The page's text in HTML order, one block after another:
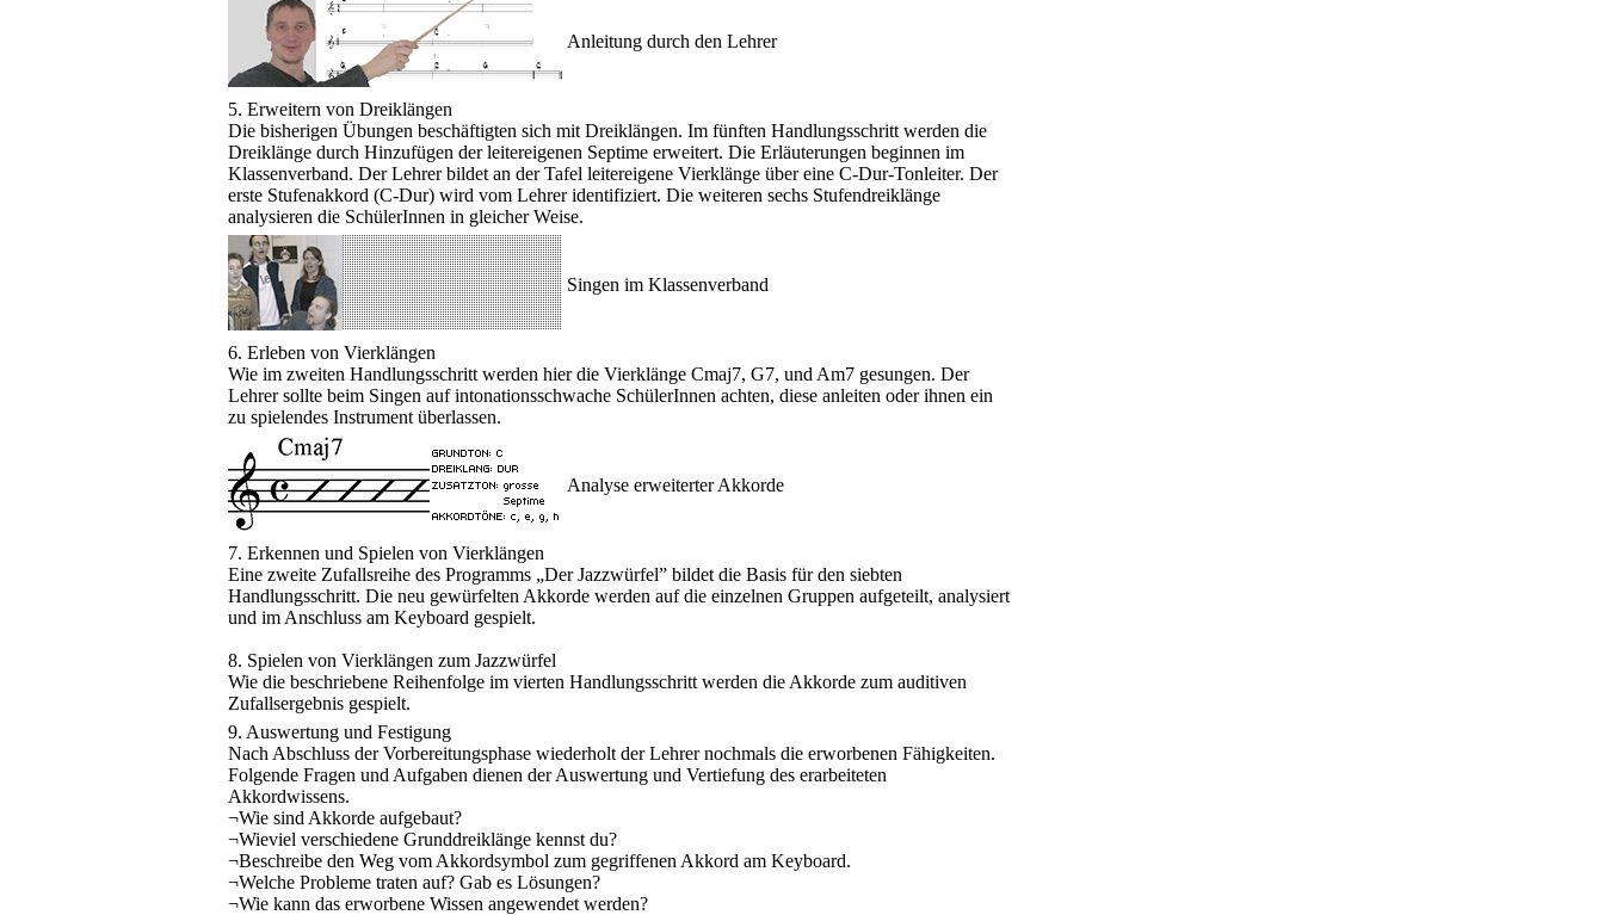
Anleitung durch den Lehrer
5. Erweitern von Dreiklängen
Die bisherigen Übungen beschäftigten sich mit Dreiklängen. Im fünften Handlungsschritt werden die
Dreiklänge durch Hinzufügen der leitereigenen Septime erweitert. Die Erläuterungen beginnen im
Klassenverband. Der Lehrer bildet an der Tafel leitereigene Vierklänge über eine C-Dur-Tonleiter. Der
erste Stufenakkord (C-Dur) wird vom Lehrer identifiziert. Die weiteren sechs Stufendreiklänge
analysieren die SchülerInnen in gleicher Weise.
Singen im Klassenverband
6. Erleben von Vierklängen
Wie im zweiten Handlungsschritt werden hier die Vierklänge Cmaj7, G7, und Am7 gesungen. Der
Lehrer sollte beim Singen auf intonationsschwache SchülerInnen achten, diese anleiten oder ihnen ein
zu spielendes Instrument überlassen.
Analyse erweiterter Akkorde
7. Erkennen und Spielen von Vierklängen
Eine zweite Zufallsreihe des Programms „Der Jazzwürfel” bildet die Basis für den siebten
Handlungsschritt. Die neu gewürfelten Akkorde werden auf die einzelnen Gruppen aufgeteilt, analysiert
und im Anschluss am Keyboard gespielt.
8. Spielen von Vierklängen zum Jazzwürfel
Wie die beschriebene Reihenfolge im vierten Handlungsschritt werden die Akkorde zum auditiven
Zufallsergebnis gespielt.
9. Auswertung und Festigung
Nach Abschluss der Vorbereitungsphase wiederholt der Lehrer nochmals die erworbenen Fähigkeiten.
Folgende Fragen und Aufgaben dienen der Auswertung und Vertiefung des erarbeiteten
Akkordwissens.
¬Wie sind Akkorde aufgebaut?
¬Wieviel verschiedene Grunddreiklänge kennst du?
¬Beschreibe den Weg vom Akkordsymbol zum gegriffenen Akkord am Keyboard.
¬Welche Probleme traten auf? Gab es Lösungen?
¬Wie kann das erworbene Wissen angewendet werden?